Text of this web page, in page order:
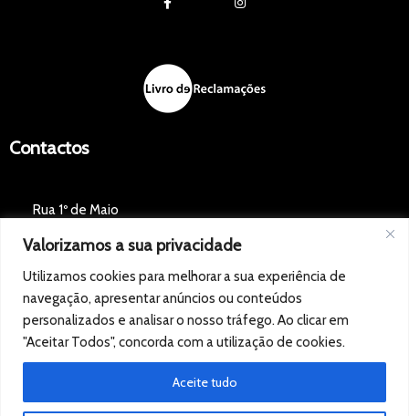
Valorizamos a sua privacidade
Utilizamos cookies para melhorar a sua experiência de
navegação, apresentar anúncios ou conteúdos
personalizados e analisar o nosso tráfego. Ao clicar em
"Aceitar Todos", concorda com a utilização de cookies.
Aceite tudo
Contactos
Rua 1º de Maio
2660-115 Santo Antão do Tojal
GPS: 38.85928,-9.15412
+351917511863
(Chamada para a rede móvel nacional)